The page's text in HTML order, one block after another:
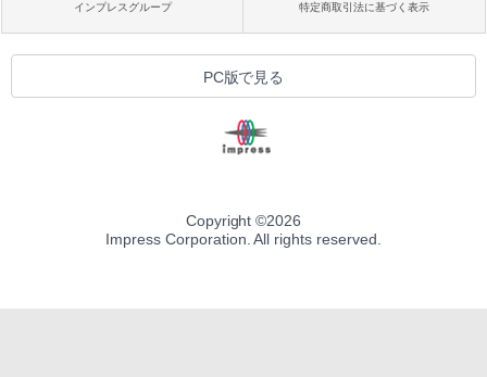
インプレスグループ 特定商取引法に基づく表示
PC版で見る
Copyright ©2026
Impress Corporation. All rights reserved.